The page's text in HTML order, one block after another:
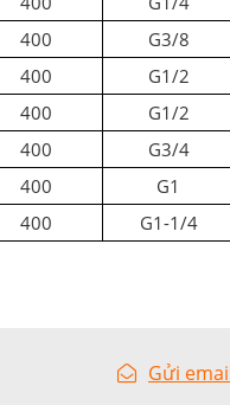
400
G3/8
400
G1/2
400
G1/2
400
G3/4
400
G1
400 G1-1/4
Gửi